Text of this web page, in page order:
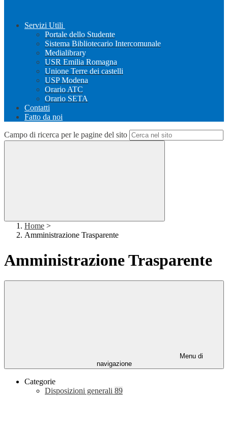
Servizi Utili
Portale dello Studente
Sistema Bibliotecario Intercomunale
Medialibrary
USR Emilia Romagna
Unione Terre dei castelli
USP Modena
Orario ATC
Orario SETA
Contatti
Fatto da noi
Campo di ricerca per le pagine del sito
Home >
Amministrazione Trasparente
Amministrazione Trasparente
Menu di
navigazione
Categorie
Disposizioni generali 89